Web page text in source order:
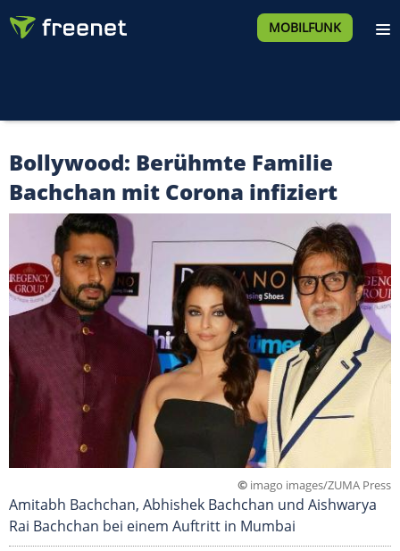
MOBILFUNK
Bollywood: Berühmte Familie
Bachchan mit Corona infiziert
© imago images/ZUMA Press
Amitabh Bachchan, Abhishek Bachchan und Aishwarya
Rai Bachchan bei einem Auftritt in Mumbai